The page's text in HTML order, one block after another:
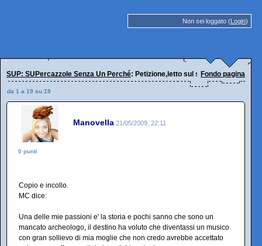
Non sei loggato (Login)
SUP: SUPercazzole Senza Un Perché: Petizione,letto sul sito di MC
Fondo pagina
da 1 a 19 su 19
Manovella 21/05/2009, 22:11
0 punti
Copio e incollo.
MC dice:
Una delle mie passioni e' la storia e pochi sanno che sono un
mancato archeologo, il destino ha voluto che diventassi un musico
con gran sollievo di mia moglie che non credo avrebbe accettato